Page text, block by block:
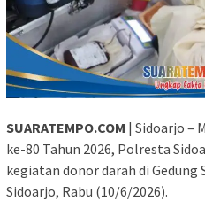
SUARATEMPO.COM | Sidoarjo –
ke-80 Tahun 2026, Polresta
kegiatan donor darah di Gedung
Sidoarjo, Rabu (10/6/2026).